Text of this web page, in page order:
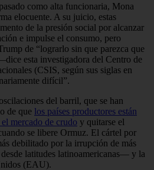
como alta funcionaria, Mona
elocuente. A su juicio, estas
de la presión social por alcanzar
e impulse el consumo, pero
de “lograrlo sin que parezca que
esta investigadora del Centro de
(CSIS, según sus siglas en
difícil”.
del barril, que se han
de que los países productores están
mercado de crudo y quitarse el
se libere Ormuz. El cártel por
debilitado por la irrupción de más
latitudes latinoamericanas— y la
(EAU).